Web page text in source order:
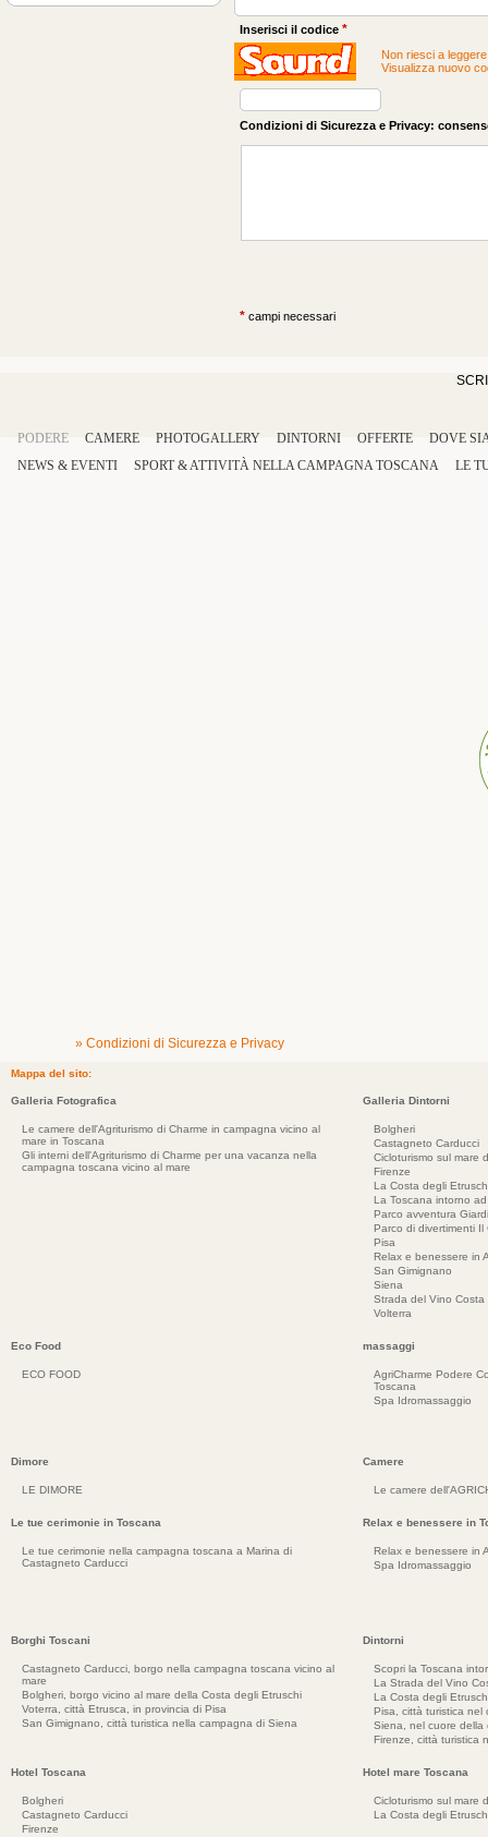
Inserisci il codice *
Non riesci a
Visualizza nuovo
Condizioni di Sicurezza e Privacy:
* campi necessari
PODERE CAMERE PHOTOGALLERY DINTORNI OFFERTE
DOVE
NEWS & EVENTI
SPORT&ATTIVITÀ NELLACAMPAGNA TOSCANA LE
» Condizioni di Sicurezza e Privacy
Mappa del sito:
Galleria Fotografica
Le camere dell'Agriturismo di Charme in campagna vicino al
mare in Toscana
Gli interni dell'Agriturismo di Charme per una vacanza nella
campagna toscana vicino al mare
Galleria Dintorni
Bolgheri
Castagneto Carducci
Cicloturismo sul mare
Firenze
La Costa degli
La Toscana intorno
Parco avventura
Parco di divertimenti Il
Pisa
Relax e benessere in
San Gimignano
Siena
Strada del Vino Costa
Volterra
Eco Food
ECO FOOD
massaggi
AgriCharme Podere
Toscana
Spa Idromassaggio
Dimore
LE DIMORE
Camere
Le camere
Le tue cerimonie in Toscana
Le tue cerimonie nella campagna toscana a Marina di
Castagneto Carducci
Relax e benessere in
Relax e benessere in
Spa Idromassaggio
Borghi Toscani
Castagneto Carducci, borgo nella campagna toscana vicino al
mare
Bolgheri, borgo vicino al mare della Costa degli Etruschi
Voterra, città Etrusca, in provincia di Pisa
San Gimignano, città turistica nella campagna di Siena
Dintorni
Scopri la Toscana
La Strada del Vino
La Costa degli
Pisa, città turistica nel
Siena, nel cuore della
Firenze, città turistica
Hotel Toscana
Bolgheri
Castagneto Carducci
Firenze
Hotel mare Toscana
Cicloturismo sul mare
La Costa degli